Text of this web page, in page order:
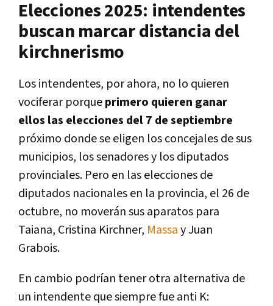
Elecciones 2025: intendentes
buscan marcar distancia del
kirchnerismo
Los intendentes, por ahora, no lo quieren
vociferar porqueprimero quieren ganar
ellos las elecciones del 7 de septiembre
próximo donde se eligen los concejales de sus
municipios, los senadores y los diputados
provinciales. Pero en las elecciones de
diputados nacionales en la provincia, el 26 de
octubre, no moverán sus aparatos para
Taiana, Cristina Kirchner, Massay Juan
Grabois.
En cambio podrían tener otra alternativa de
un intendente que siempre fue anti K: